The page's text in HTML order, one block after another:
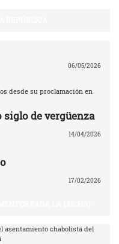
06/05/2026
desde su proclamación en
de vergüenza
14/04/2026
17/02/2026
asentamiento chabolista del